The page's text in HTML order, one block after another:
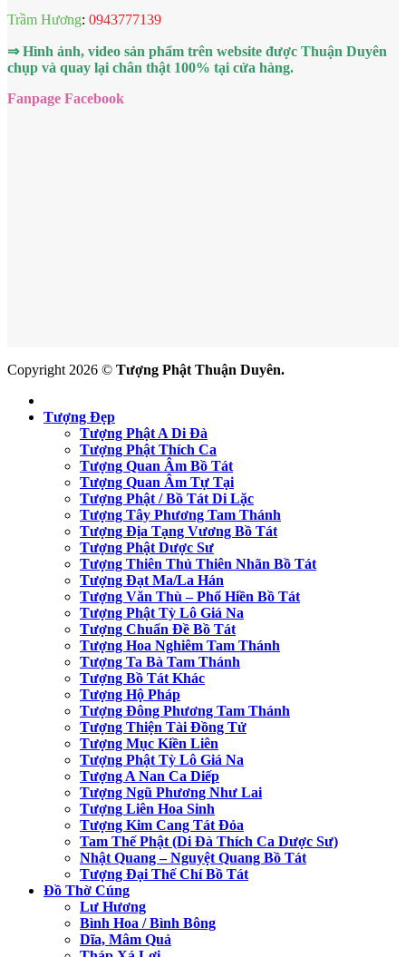
Trầm Hương: 0943777139
⇒ Hình ảnh, video sản phẩm trên website được Thuận Duyên
chụp và quay lại chân thật 100% tại cửa hàng.
Fanpage Facebook
Copyright 2026 © Tượng Phật Thuận Duyên.
Tượng Đẹp
Tượng Phật A Di Đà
Tượng Phật Thích Ca
Tượng Quan Âm Bồ Tát
Tượng Quan Âm Tự Tại
Tượng Phật / Bồ Tát Di Lặc
Tượng Tây Phương Tam Thánh
Tượng Địa Tạng Vương Bồ Tát
Tượng Phật Dược Sư
Tượng Thiên Thủ Thiên Nhãn Bồ Tát
Tượng Đạt Ma/La Hán
Tượng Văn Thù – Phổ Hiền Bồ Tát
Tượng Phật Tỳ Lô Giá Na
Tượng Chuẩn Đề Bồ Tát
Tượng Hoa Nghiêm Tam Thánh
Tượng Ta Bà Tam Thánh
Tượng Bồ Tát Khác
Tượng Hộ Pháp
Tượng Đông Phương Tam Thánh
Tượng Thiện Tài Đồng Tử
Tượng Mục Kiền Liên
Tượng Phật Tỳ Lô Giá Na
Tượng A Nan Ca Diếp
Tượng Ngũ Phương Như Lai
Tượng Liên Hoa Sinh
Tượng Kim Cang Tát Đỏa
Tam Thế Phật (Di Đà Thích Ca Dược Sư)
Nhật Quang – Nguyệt Quang Bồ Tát
Tượng Đại Thế Chí Bồ Tát
Đồ Thờ Cúng
Lư Hương
Bình Hoa / Bình Bông
Dĩa, Mâm Quả